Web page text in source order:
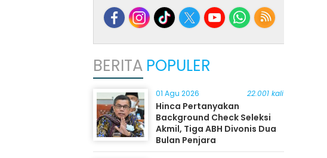
BERITA POPULER
01 Agu 2026 22.001 kali
Hinca Pertanyakan
Background Check Seleksi
Akmil, Tiga ABH Divonis Dua
Bulan Penjara